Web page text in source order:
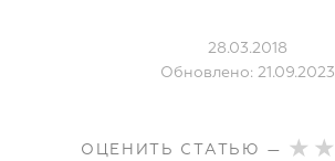
28.03.2018
Обновлено: 21.09.2023
ОЦЕНИТЬ СТАТЬЮ —